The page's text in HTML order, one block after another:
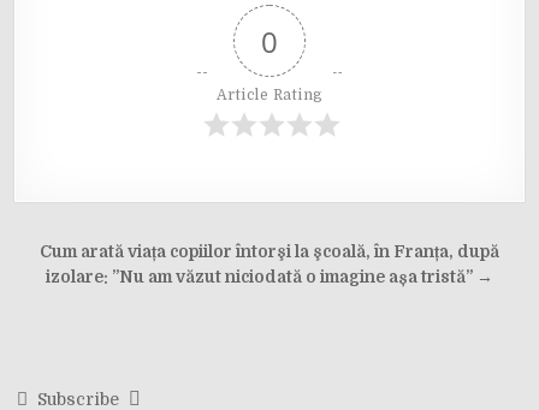
0
Article Rating
Post
navigation
Cum arată viața copiilor întorşi la şcoală, în Franța, după
izolare: ”Nu am văzut niciodată o imagine așa tristă” →
Subscribe